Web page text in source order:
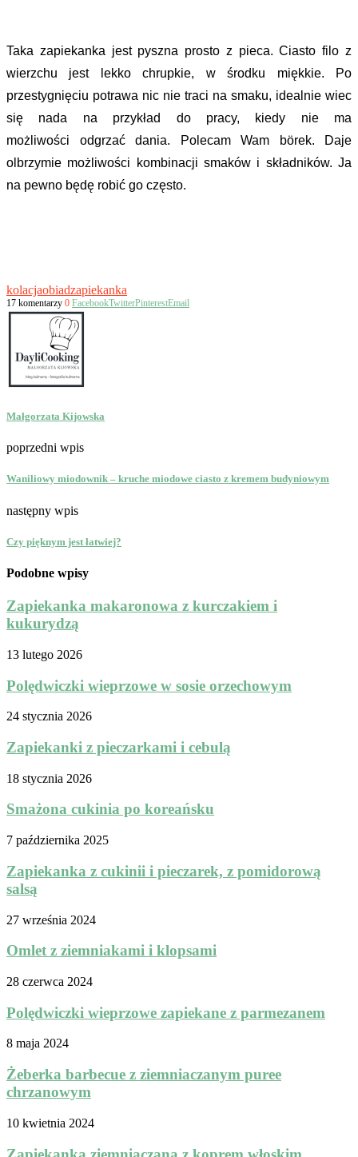
Taka zapiekanka jest pyszna prosto z pieca. Ciasto filo z
wierzchu jest lekko chrupkie, w środku miękkie. Po
przestygnięciu potrawa nic nie traci na smaku, idealnie wiec
się nada na przykład do pracy, kiedy nie ma
możliwości odgrzać dania.
Polecam Wam börek. Daje
olbrzymie możliwości kombinacji smaków i składników. Ja
na pewno będę robić go często.
kolacjaobiadzapiekanka
17 komentarzy 0 FacebookTwitterPinterestEmail
Małgorzata Kijowska
poprzedni wpis
Waniliowy miodownik – kruche miodowe ciasto z kremem budyniowym
następny wpis
Czy pięknym jest łatwiej?
Podobne wpisy
Zapiekanka makaronowa z kurczakiem i
kukurydzą
13 lutego 2026
Polędwiczki wieprzowe w sosie orzechowym
24 stycznia 2026
Zapiekanki z pieczarkami i cebulą
18 stycznia 2026
Smażona cukinia po koreańsku
7 października 2025
Zapiekanka z cukinii i pieczarek, z pomidorową
salsą
27 września 2024
Omlet z ziemniakami i klopsami
28 czerwca 2024
Polędwiczki wieprzowe zapiekane z parmezanem
8 maja 2024
Żeberka barbecue z ziemniaczanym puree
chrzanowym
10 kwietnia 2024